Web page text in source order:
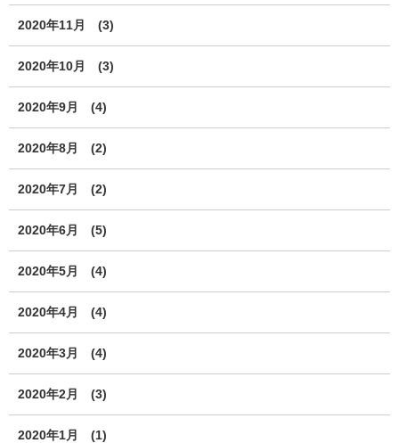
2020年11月 (3)
2020年10月 (3)
2020年9月 (4)
2020年8月 (2)
2020年7月 (2)
2020年6月 (5)
2020年5月 (4)
2020年4月 (4)
2020年3月 (4)
2020年2月 (3)
2020年1月 (1)